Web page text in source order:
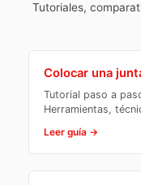
Tutoriales,
Colocar una
Tutorial paso a
Herramientas,
Leer guía →